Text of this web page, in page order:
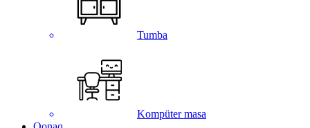
Tumba
Kompüter masa